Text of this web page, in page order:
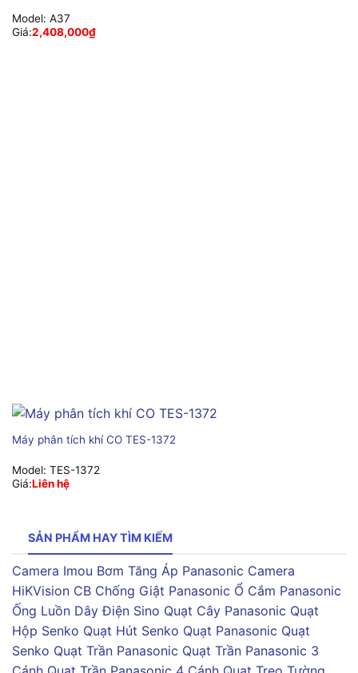
Model: A37
Giá:2,408,000₫
Máy phân tích khí CO TES-1372
Model: TES-1372
Giá:Liên hệ
SẢN PHẨM HAY TÌM KIẾM
Camera Imou Bơm Tăng Áp Panasonic Camera
HiKVision CB Chống Giật Panasonic Ổ Cắm Panasonic
Ống Luồn Dây Điện Sino Quạt Cây Panasonic Quạt
Hộp Senko Quạt Hút Senko Quạt Panasonic Quạt
Senko Quạt Trần Panasonic Quạt Trần Panasonic 3